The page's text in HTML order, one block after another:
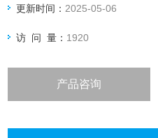
更新时间： 2025-05-06
访 问 量： 1920
产品咨询